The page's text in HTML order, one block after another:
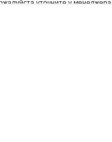
уточните у менеджера